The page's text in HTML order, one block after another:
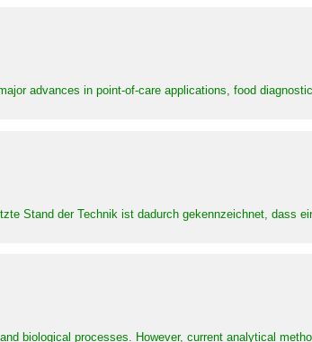
advances in point-of-care applications, food
Stand der Technik ist dadurch gekennzeichnet, dass
biological processes. However, current analytical